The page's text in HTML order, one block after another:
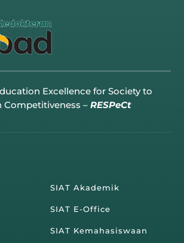
Excellence for Society to
Competitiveness –RESPeCt
SIAT Akademik
SIAT E-Office
SIAT Kemahasiswaan